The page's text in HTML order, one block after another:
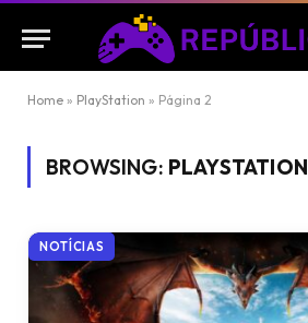
Home » PlayStation » Página 2
BROWSING: PLAYSTATION
NOTÍCIAS